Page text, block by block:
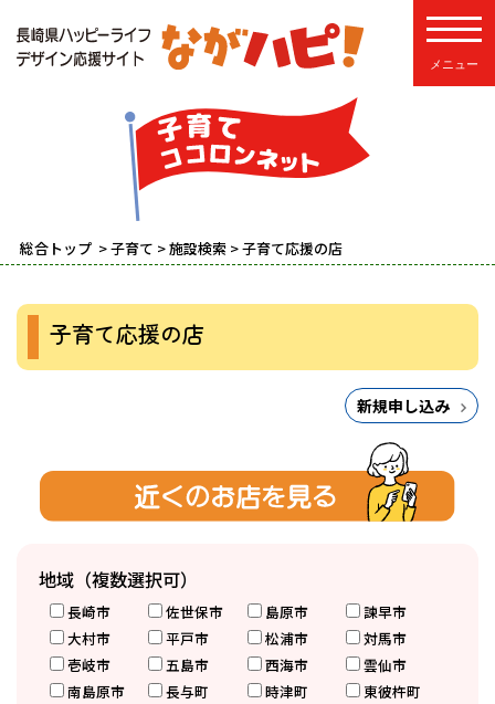
総合トップ >子育て >施設検索 > 子育て応援の店
子育て応援の店
新規申し込み
地域（複数選択可）
長崎市 佐世保市 島原市
諫早市
大村市
平戸市 松浦市
対馬市
壱岐市
五島市 西海市
雲仙市
南島原市
長与町 時津町
東彼杵町